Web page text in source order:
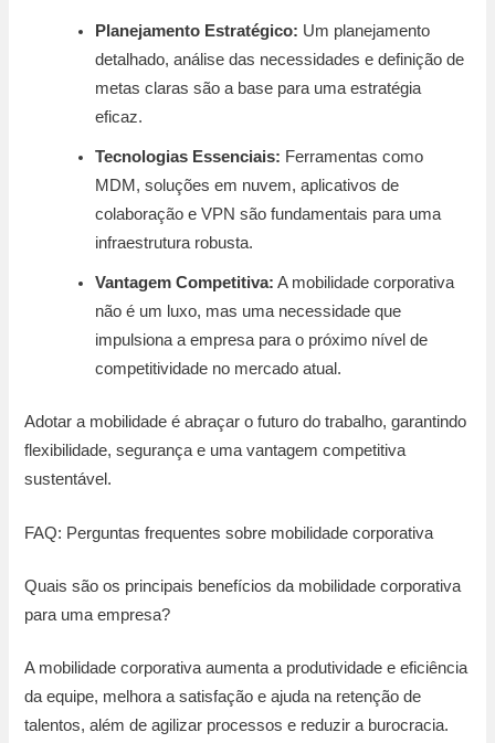
Planejamento Estratégico: Um planejamento
detalhado, análise das necessidades e definição de
metas claras são a base para uma estratégia
eficaz.
Tecnologias Essenciais: Ferramentas como
MDM, soluções em nuvem, aplicativos de
colaboração e VPN são fundamentais para uma
infraestrutura robusta.
Vantagem Competitiva: A mobilidade corporativa
não é um luxo, mas uma necessidade que
impulsiona a empresa para o próximo nível de
competitividade no mercado atual.
Adotar a mobilidade é abraçar o futuro do trabalho, garantindo
flexibilidade, segurança e uma vantagem competitiva
sustentável.
FAQ: Perguntas frequentes sobre mobilidade corporativa
Quais são os principais benefícios da mobilidade corporativa
para uma empresa?
A mobilidade corporativa aumenta a produtividade e eficiência
da equipe, melhora a satisfação e ajuda na retenção de
talentos, além de agilizar processos e reduzir a burocracia.